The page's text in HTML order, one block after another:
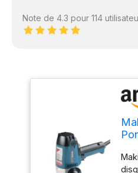
Note de 4.3 pour 114